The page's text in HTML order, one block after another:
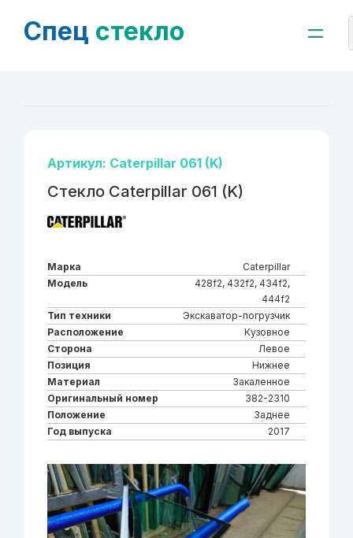
Спец стекло
Артикул: Caterpillar 061 (K)
Стекло Caterpillar 061 (K)
Марка
Caterpillar
Модель
428f2, 432f2, 434f2,
444f2
Тип техники
Экскаватор-погрузчик
Расположение
Кузовное
Сторона
Левое
Позиция
Нижнее
Материал
Закаленное
Оригинальный номер
382-2310
Положение
Заднее
Год выпуска
2017